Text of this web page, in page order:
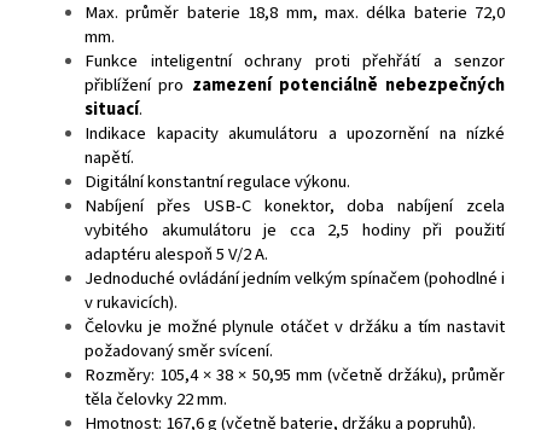
Max. průměr baterie 18,8 mm, max. délka baterie 72,0
mm.
Funkce inteligentní ochrany proti přehřátí a senzor
přiblížení pro zamezení potenciálně nebezpečných
situací.
Indikace kapacity akumulátoru a upozornění na nízké
napětí.
Digitální konstantní regulace výkonu.
Nabíjení přes USB-C konektor, doba nabíjení zcela
vybitého akumulátoru je cca 2,5 hodiny při použití
adaptéru alespoň 5 V/2 A.
Jednoduché ovládání jedním velkým spínačem (pohodlné i
v rukavicích).
Čelovku je možné plynule otáčet v držáku a tím nastavit
požadovaný směr svícení.
Rozměry: 105,4 × 38 × 50,95 mm (včetně držáku), průměr
těla čelovky 22 mm.
Hmotnost: 167,6 g (včetně baterie, držáku a popruhů).